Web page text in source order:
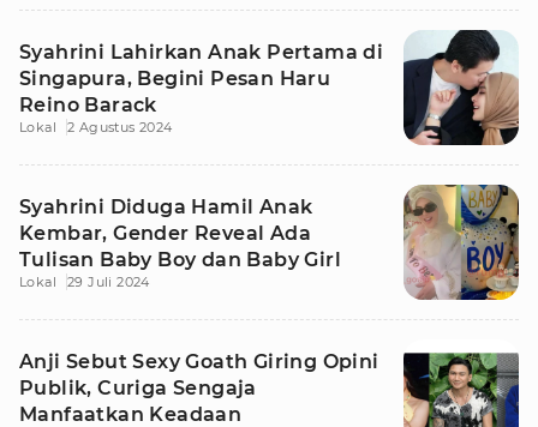
Syahrini Lahirkan Anak Pertama di
Singapura, Begini Pesan Haru
Reino Barack
Lokal 2 Agustus 2024
Syahrini Diduga Hamil Anak
Kembar, Gender Reveal Ada
Tulisan Baby Boy dan Baby Girl
Lokal 29 Juli 2024
Anji Sebut Sexy Goath Giring Opini
Publik, Curiga Sengaja
Manfaatkan Keadaan